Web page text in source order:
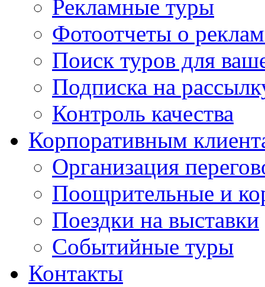
Рекламные туры
Фотоотчеты о
Поиск туров для
Подписка на
Контроль качества
Корпоративным
Организация
Поощрительные и
Поездки на выставки
Событийные туры
Контакты